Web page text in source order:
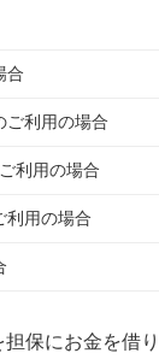
合
ご利用の場合
利用の場合
利用の場合
保にお金を借